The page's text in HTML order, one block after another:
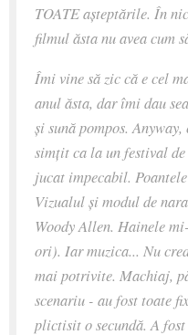
TOATE așteptările. În
filmul ăsta nu avea cum
Îmi vine să zic că e cel
anul ăsta, dar îmi dau
și sună pompos.
simțit ca la un festival
jucat impecabil.
Vizualul și modul de
Woody Allen. Hainele
ori). Iar muzica... Nu
mai potrivite. Machiaj,
scenariu - au fost toate
plictisit o secundă. A